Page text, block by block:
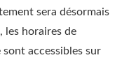
sera désormais
les horaires de
sont accessibles sur